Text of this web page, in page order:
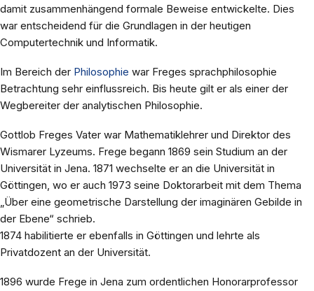
damit zusammenhängend formale Beweise entwickelte. Dies
war entscheidend für die Grundlagen in der heutigen
Computertechnik und Informatik.
Im Bereich der Philosophie war Freges sprachphilosophie
Betrachtung sehr einflussreich. Bis heute gilt er als einer der
Wegbereiter der analytischen Philosophie.
Gottlob Freges Vater war Mathematiklehrer und Direktor des
Wismarer Lyzeums. Frege begann 1869 sein Studium an der
Universität in Jena. 1871 wechselte er an die Universität in
Göttingen, wo er auch 1973 seine Doktorarbeit mit dem Thema
„Über eine geometrische Darstellung der imaginären Gebilde in
der Ebene“ schrieb.
1874 habilitierte er ebenfalls in Göttingen und lehrte als
Privatdozent an der Universität.
1896 wurde Frege in Jena zum ordentlichen Honorarprofessor